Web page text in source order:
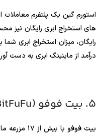
استورم گین یک پلتفرم معاملات
های استخراج ابری رایگان نیز
درآمد از ماینینگ ابری به دست
5. بیت فوفو (BitFuFu): از انواع سایت استخراج ارز رایگان
بیت فوفو